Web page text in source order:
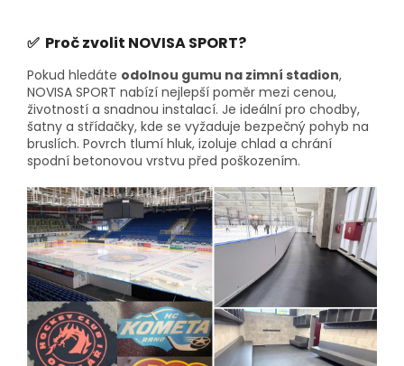
✅ Proč zvolit NOVISA SPORT?
Pokud hledáte odolnou gumu na zimní stadion,
NOVISA SPORT nabízí nejlepší poměr mezi cenou,
životností a snadnou instalací. Je ideální pro chodby,
šatny a střídačky, kde se vyžaduje bezpečný pohyb na
bruslích. Povrch tlumí hluk, izoluje chlad a chrání
spodní betonovou vrstvu před poškozením.